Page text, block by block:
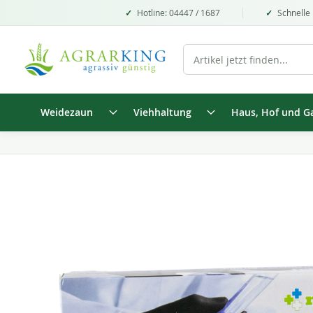
Hotline: 04447 / 1687
Weidezaun Viehhaltung Haus, Hof und